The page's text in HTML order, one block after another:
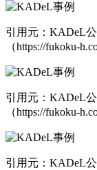
引用元：KADeL
（https://fukoku-
引用元：KADeL
（https://fukoku-
引用元：KADeL